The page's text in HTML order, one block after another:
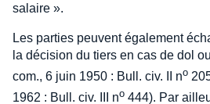
salaire ».
Les parties peuvent également
la décision du tiers en cas de dol
com., 6 juin 1950 : Bull. civ. II no
1962 : Bull. civ. III no 444). Par